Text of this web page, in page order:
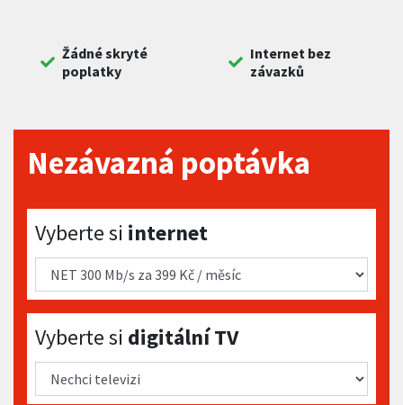
Žádné skryté
poplatky
Internet bez
závazků
Nezávazná poptávka
Vyberte si internet
Vyberte si internet
Vyberte si digitální TV
Vyberte si digitální TV